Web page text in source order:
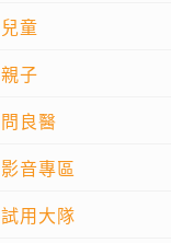
兒童
親子
問良醫
影音專區
試用大隊